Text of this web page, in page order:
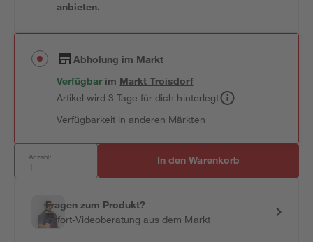
anbieten.
Abholung im Markt
Verfügbar im MarktTroisdorf
Artikel wird 3 Tage für dich hinterlegt
Verfügbarkeit in anderen Märkten
Anzahl: In den Warenkorb
Fragen zum Produkt?
Sofort-Videoberatung aus dem Markt